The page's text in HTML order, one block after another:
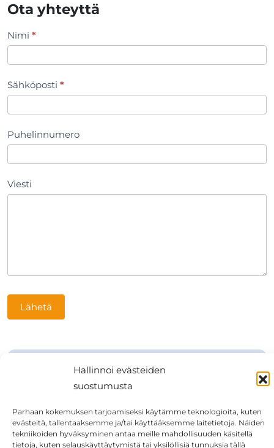
Hallinnoi evästeiden
suostumusta
Parhaan kokemuksen tarjoamiseksi käytämme teknologioita, kuten
evästeitä, tallentaaksemme ja/tai käyttääksemme laitetietoja. Näiden
tekniikoiden hyväksyminen antaa meille mahdollisuuden käsitellä
tietoja, kuten selauskäyttäytymistä tai yksilöllisiä tunnuksia tällä
Ota yhteyttä
Yhteydenottolomake
Nimi *
Sähköposti *
Puhelinnumero
Viesti
Lähetä
LV-päivystys
viikonloppuisin
044 5198 724